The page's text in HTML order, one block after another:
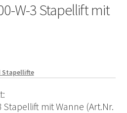
W-3 Stapellift mit
Stapellifte
Stapellift mit Wanne (Art.Nr.